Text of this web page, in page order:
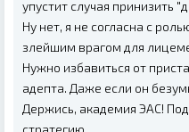
упустит случая принизить
Ну нет, я не согласна с
злейшим врагом для
Нужно избавиться от
адепта. Даже если он
Держись, академия ЭАС!
стратегию.